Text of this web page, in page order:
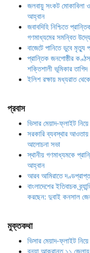
জলবায়ু সংকট মোকাবিলা
আহ্বান
জবাবদিহি নিশ্চিতে
গণমাধ্যমের সমন্বিত
বাজেটে পানিতে ডুবে
প্রান্তিক জনগোষ্ঠীর
শক্তিশালী ভূমিকার তাগিদ
ইলিশ রক্ষায় মধ্যরাত
প্রবাস
ভিসার মেয়াদ-ফ্লাইট নিয়ে
সরকারি ব্যবস্থার আওতায়
আলোচনা সভা
স্থানীয় গণমাধ্যমকে
আহ্বান
আরব আমিরাতে দণ্ডপ্রাপ্ত
বাংলাদেশের ইতিবাচক
করছেন: দুবাই কনসাল
মুক্তকথা
ভিসার মেয়াদ-ফ্লাইট নিয়ে
বন্যা আক্রান্ত ১১